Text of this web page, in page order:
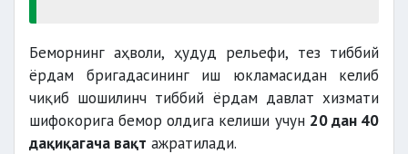
Беморнинг аҳволи, ҳудуд рельефи, тез тиббий
ёрдам бригадасининг иш юкламасидан келиб
чиқиб шошилинч тиббий ёрдам давлат хизмати
шифокорига бемор олдига келиши учун 20 дан 40
дақиқагача вақт ажратилади.